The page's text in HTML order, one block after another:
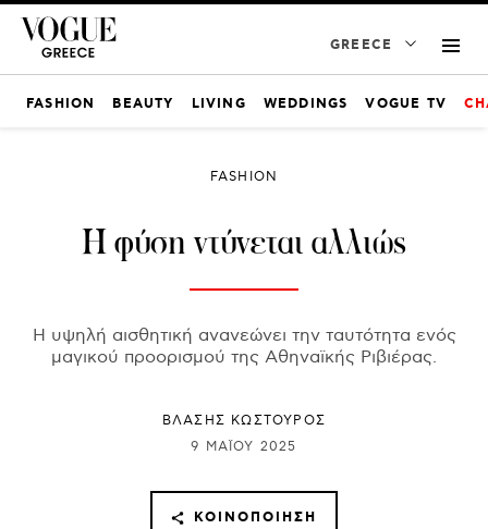
GREECE
FASHION BEAUTY LIVING WEDDINGS VOGUE TV
FASHION
Η φύση ντύνεται αλλιώς
Η υψηλή αισθητική ανανεώνει την ταυτότητα ενός
μαγικού προορισμού της Αθηναϊκής Ριβιέρας.
ΒΛΑΣΗΣ ΚΩΣΤΟΥΡΟΣ
9 ΜΑΪ́ΟΥ 2025
ΚΟΙΝΟΠΟΊΗΣΗ